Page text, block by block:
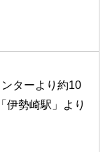
ターより約10
伊勢崎駅」より